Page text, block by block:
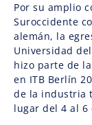
Por su amplio
Suroccidente
alemán, la
Universidad
hizo parte de
en ITB Berlín
de la industria
lugar del 4 al 6